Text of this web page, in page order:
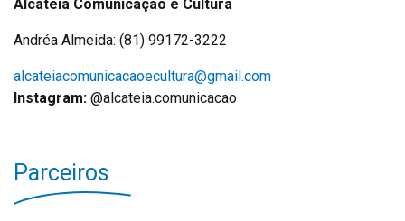
Alcateia Comunicação e Cultura
Andréa Almeida: (81) 99172-3222
alcateiacomunicacaoecultura@gmail.com
Instagram: @alcateia.comunicacao
Parceiros